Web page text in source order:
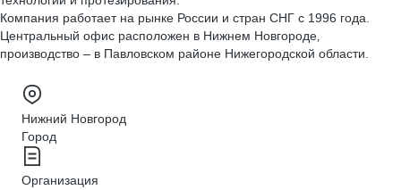
Компания работает на рынке России и стран СНГ с 1996 года.
Центральный офис расположен в Нижнем Новгороде‚
производство – в Павловском районе Нижегородской области.
Нижний Новгород
Город
Организация